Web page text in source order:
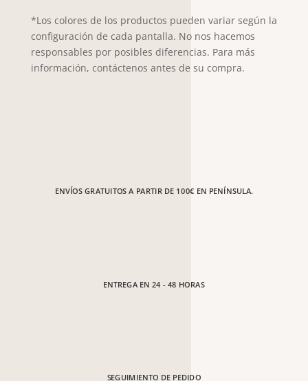
*Los colores de los productos pueden variar según la
configuración de cada pantalla. No nos hacemos
responsables por posibles diferencias. Para más
información, contáctenos antes de su compra.
ENVÍOS GRATUITOS A PARTIR DE 100€ EN PENÍNSULA.
ENTREGA EN 24 - 48 HORAS
SEGUIMIENTO DE PEDIDO